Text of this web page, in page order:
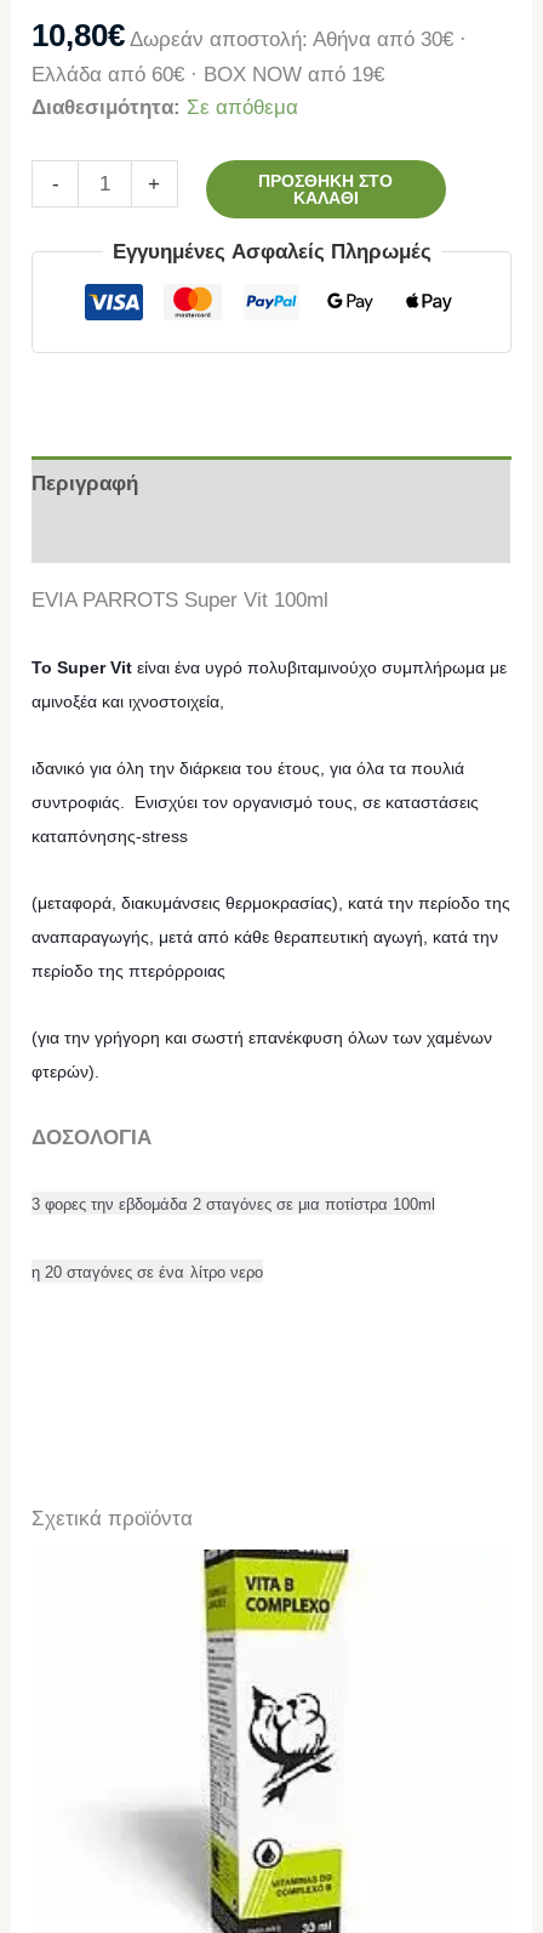
10,80€ Δωρεάν αποστολή: Αθήνα από 30€ ·
Ελλάδα από 60€ · BOX NOW από 19€
Διαθεσιμότητα: Σε απόθεμα
- +
ΠΡΟΣΘΉΚΗ ΣΤΟ
ΚΑΛΆΘΙ
Εγγυημένες Ασφαλείς Πληρωμές
Περιγραφή
EVIA PARROTS Super Vit 100ml
Το Super Vitείναι ένα υγρό πολυβιταμινούχο συμπλήρωμα με
αμινοξέα και ιχνοστοιχεία,
ιδανικό για όλη την διάρκεια του έτους, για όλα τα πουλιά
συντροφιάς.
Eνισχύει τον οργανισμό τους, σε καταστάσεις
καταπόνησης-stress
(μεταφορά, διακυμάνσεις θερμοκρασίας), κατά την περίοδο της
αναπαραγωγής, μετά από κάθε θεραπευτική αγωγή, κατά την
περίοδο της πτερόρροιας
(για την γρήγορη και σωστή επανέκφυση όλων των χαμένων
φτερών).
ΔΟΣΟΛΟΓΙΑ
3 φορες την εβδομάδα 2 σταγόνες σε μια ποτίστρα 100ml
η 20 σταγόνες σε ένα λίτρο νερο
Σχετικά προϊόντα